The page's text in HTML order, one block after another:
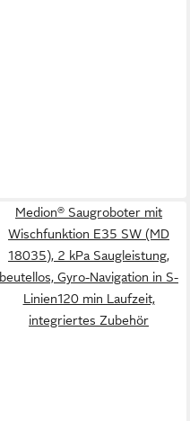
Medion® Saugroboter mit
Wischfunktion E35 SW (MD
18035), 2 kPa Saugleistung,
beutellos, Gyro-Navigation in S-
Linien120 min Laufzeit,
integriertes Zubehör